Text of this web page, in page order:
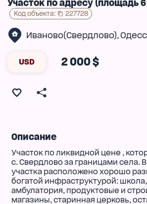
Участок по адресу (площадь 6
Код объекта: 227728
Иваново(Свердлово),
USD 2 000 $
Описание
Участок по ликвидной цене ,
с. Свердлово за границами села.
участка расположено хорошо
богатой инфраструктурой:
амбулатория, продуктовые и
магазины, старинная церковь,